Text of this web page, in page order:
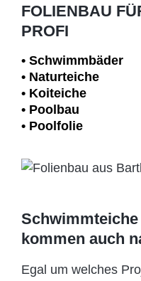
FOLIENBAU
PROFI
• Schwimm­bäder
• Naturteiche
• Koiteiche
• Poolbau
• Poolfolie
kommen auch
Egal um welches